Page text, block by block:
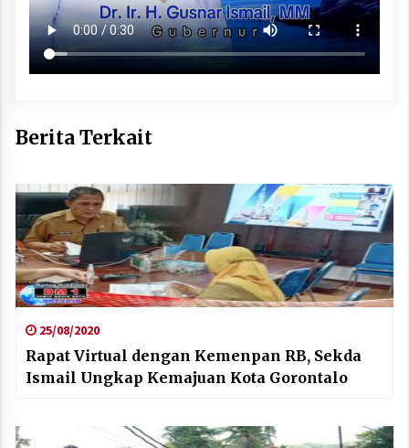
Berita Terkait
25/08/2020
Rapat Virtual dengan Kemenpan RB, Sekda
Ismail Ungkap Kemajuan Kota Gorontalo